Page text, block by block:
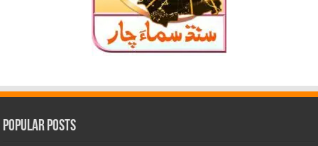
Popular Posts